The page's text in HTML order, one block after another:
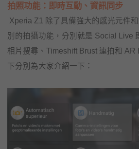
拍照功能：即時互動、資訊同步
Xperia Z1 除了具備強大的感光元件
別的拍攝功能，分別就是 Social Live
相片搜尋、Timeshift Brust 連拍和 AR
下分別為大家介紹一下：